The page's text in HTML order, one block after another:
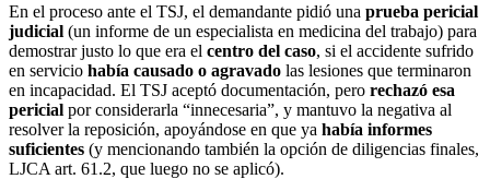
En el proceso ante el TSJ, el demandante pidió una prueba pericial
judicial (un informe de un especialista en medicina del trabajo) para
demostrar justo lo que era el centro del caso, si el accidente sufrido
en servicio había causado o agravado las lesiones que terminaron
en incapacidad. El TSJ aceptó documentación, pero rechazó esa
pericial por considerarla “innecesaria”, y mantuvo la negativa al
resolver la reposición, apoyándose en que ya había informes
suficientes (y mencionando también la opción de diligencias finales,
LJCA art. 61.2, que luego no se aplicó).